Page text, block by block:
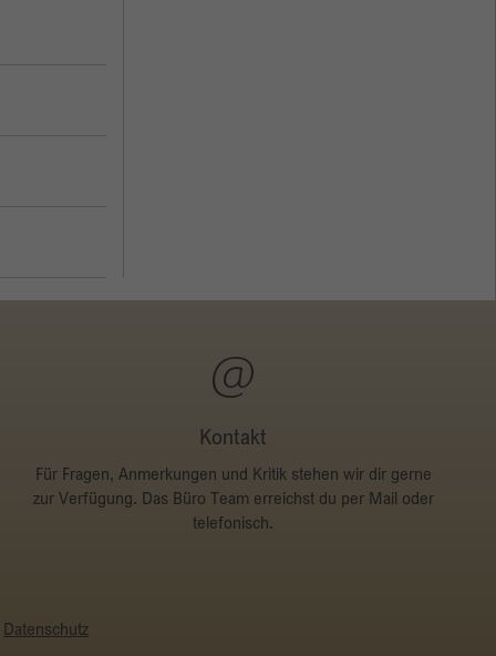
Kontakt
Für Fragen, Anmerkungen und Kritik stehen wir dir gerne
zur Verfügung. Das Büro Team erreichst du per Mail oder
telefonisch.
Datenschutz